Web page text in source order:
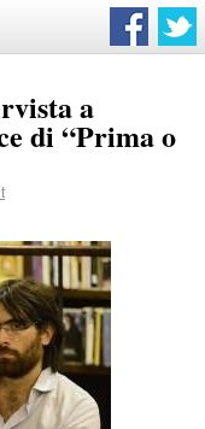
a
di “Prima o